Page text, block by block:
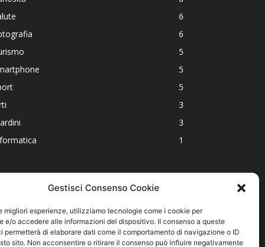
Gestisci Consenso Cookie
migliori esperienze, utilizziamo tecnologie come i cookie per
e/o accedere alle informazioni del dispositivo. Il consenso a queste
permetterà di elaborare dati come il comportamento di navigazione o ID
sito. Non acconsentire o ritirare il consenso può influire negativamente
6
6
5
5
5
3
3
1